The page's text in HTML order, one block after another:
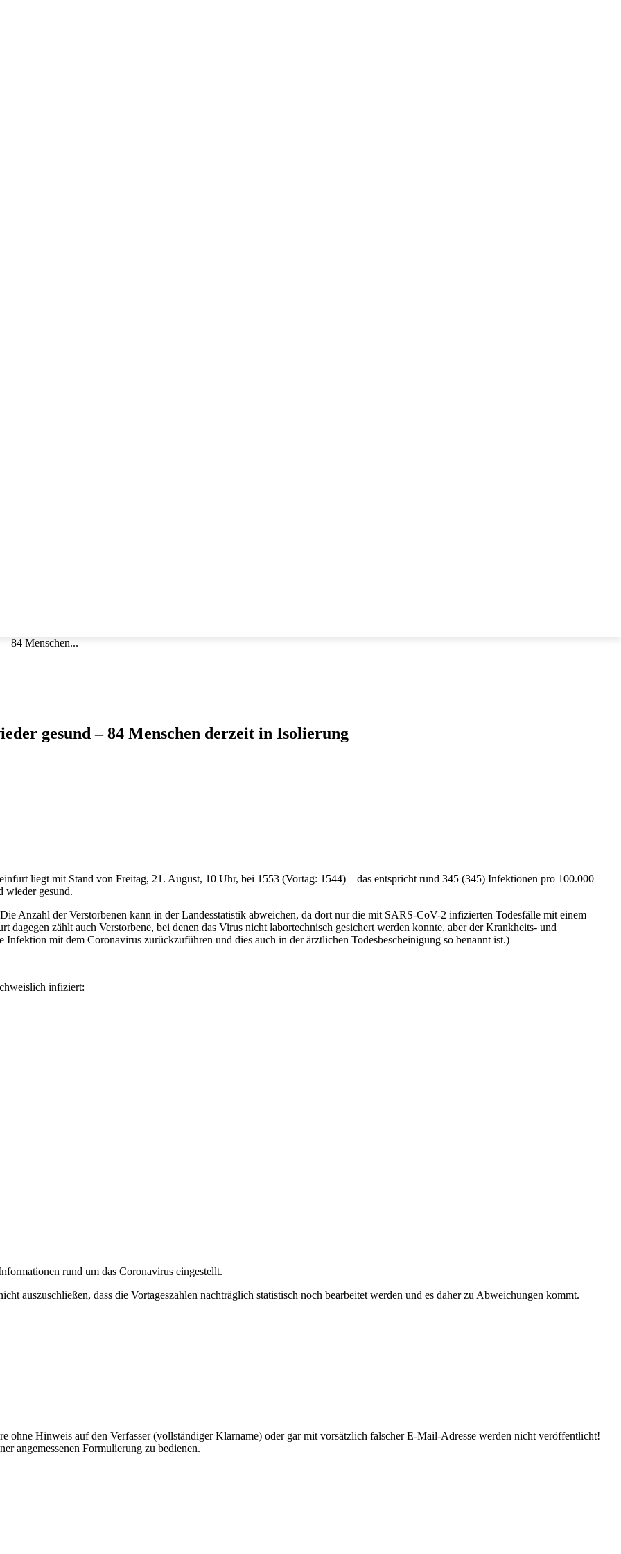
84 Menschen...
gesund – 84 Menschen derzeit in Isolierung
liegt mit Stand von Freitag, 21. August, 10 Uhr, bei 1553 (Vortag: 1544) – das entspricht rund 345 (345) Infektionen pro 100.000
wieder gesund.
Anzahl der Verstorbenen kann in der Landesstatistik abweichen, da dort nur die mit SARS-CoV-2 infizierten Todesfälle mit einem
dagegen zählt auch Verstorbene, bei denen das Virus nicht labortechnisch gesichert werden konnte, aber der Krankheits- und
mit dem Coronavirus zurückzuführen und dies auch in der ärztlichen Todesbescheinigung so benannt ist.)
infiziert:
rund um das Coronavirus eingestellt.
auszuschließen, dass die Vortageszahlen nachträglich statistisch noch bearbeitet werden und es daher zu Abweichungen kommt.
ohne Hinweis auf den Verfasser (vollständiger Klarname) oder gar mit vorsätzlich falscher E-Mail-Adresse werden nicht veröffentlicht!
angemessenen Formulierung zu bedienen.